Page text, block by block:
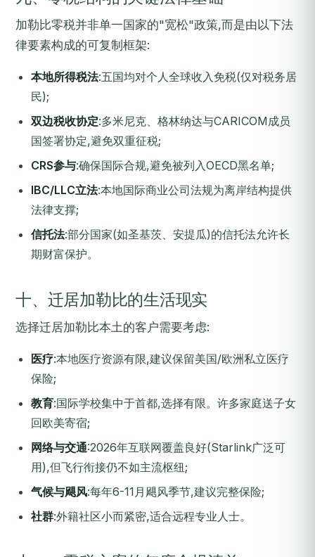
加勒比零税并非单一国家的"宽松"政策,而是由以下法
律要素构成的可复制框架:
本地所得税法:五国均对个人全球收入免税(仅对税务居
民);
双边税收协定:多米尼克、格林纳达与CARICOM成员
国签署协定,避免双重征税;
CRS参与:确保国际合规,避免被列入OECD黑名单;
IBC/LLC立法:本地国际商业公司法规为离岸结构提供
法律支撑;
信托法:部分国家(如圣基茨、安提瓜)的信托法允许长
期财富保护。
十、迁居加勒比的生活现实
选择迁居加勒比本土的客户需要考虑:
医疗:本地医疗资源有限,建议保留美国/欧洲私立医疗
保险;
教育:国际学校集中于首都,选择有限。许多家庭送子女
回欧美寄宿;
网络与交通:2026年互联网覆盖良好(Starlink广泛可
用),但飞行衔接仍不如主流枢纽;
气候与飓风:每年6-11月飓风季节,建议完整保险;
社群:外籍社区小而紧密,适合远程专业人士。